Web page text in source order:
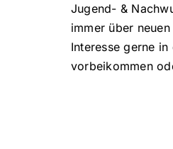
Jugend- &
immer über
Interesse gerne in
vorbeikommen